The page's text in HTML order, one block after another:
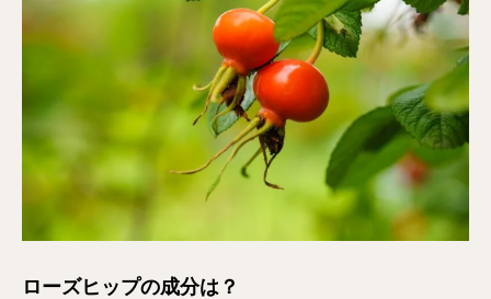
ローズヒップの成分は？